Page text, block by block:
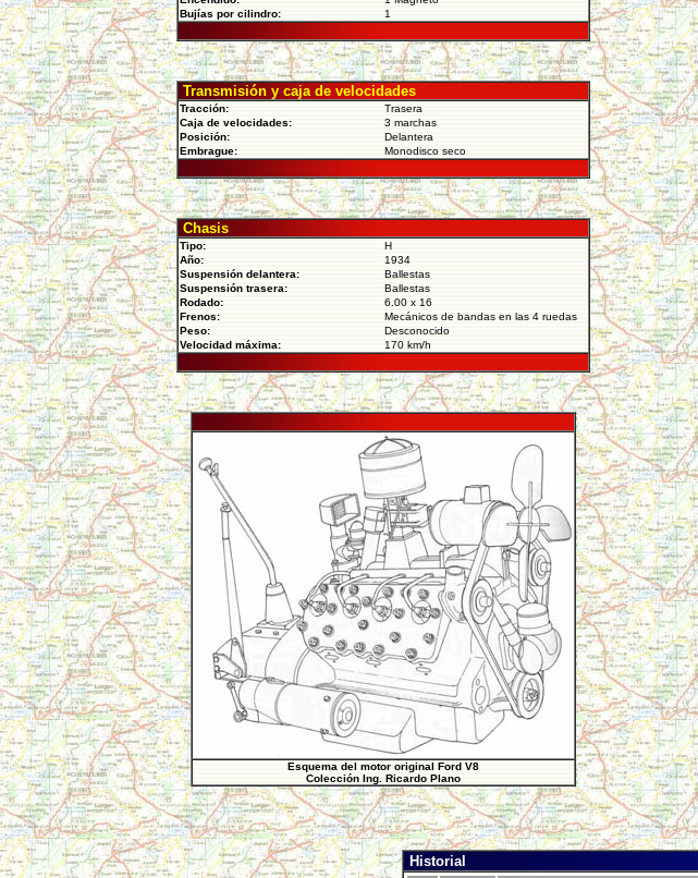
Bujías por cilindro:
1
Transmisión y caja de velocidades
Tracción:
Trasera
Caja de velocidades:
3 marchas
Posición:
Delantera
Embrague:
Monodisco seco
Chasis
Tipo:
H
Año:
1934
Suspensión delantera:
Ballestas
Suspensión trasera:
Ballestas
Rodado:
6.00 x 16
Frenos:
Mecánicos de bandas en las 4 ruedas
Peso:
Desconocido
Velocidad máxima:
170 km/h
Esquema del motor original Ford V8
Colección Ing. Ricardo Plano
Historial